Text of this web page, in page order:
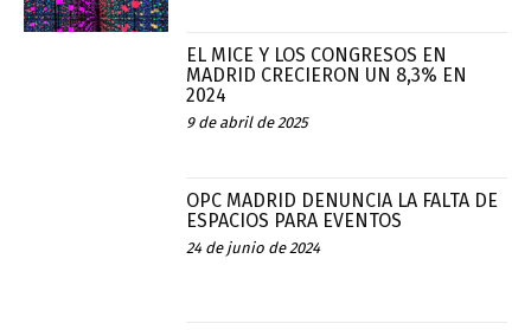
EL MICE Y LOS CONGRESOS EN
MADRID CRECIERON UN 8,3% EN
2024
9 de abril de 2025
OPC MADRID DENUNCIA LA FALTA DE
ESPACIOS PARA EVENTOS
24 de junio de 2024